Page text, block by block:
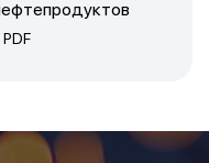
PDF